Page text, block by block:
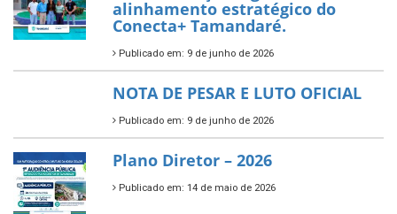
inscrições para o Festival
Multicultural PNAB 2026
Publicado em: 9 de junho de 2026
🌳🌱 Projeto Arborização Urbana!
Publicado em: 9 de junho de 2026
🌿🚤 Semana Mundial do Meio
Ambiente em Tamandaré